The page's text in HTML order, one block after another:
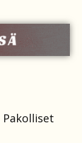
Pakolliset